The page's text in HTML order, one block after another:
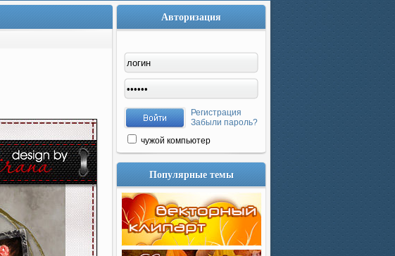
Авторизация
Регистрация
Забыли пароль?
чужой компьютер
Популярные темы